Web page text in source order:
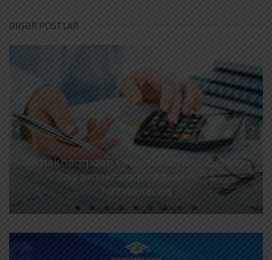
DIGƏR POSTLAR
Əməkhaqqıdan vergi tutulması: 2026-cı
ildə əməkhaqqı cədvəli necə
hazırlanacaq